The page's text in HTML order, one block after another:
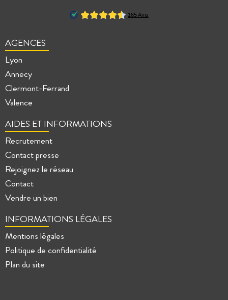
AGENCES
Lyon
Annecy
Clermont-Ferrand
Valence
AIDES ET INFORMATIONS
Recrutement
Contact presse
Rejoignez le réseau
Contact
Vendre un bien
INFORMATIONS LÉGALES
Mentions légales
Politique de confidentialité
Plan du site